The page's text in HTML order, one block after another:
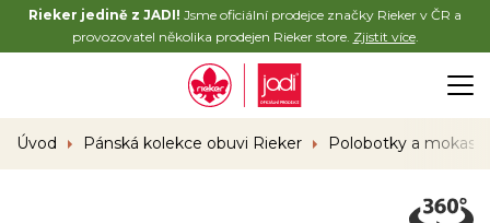
Rieker jedině z JADI! Jsme oficiální prodejce značky Rieker v ČR a
provozovatel několika prodejen Rieker store. Zjistit více.
Úvod Pánská kolekce obuvi Rieker Polobotky a